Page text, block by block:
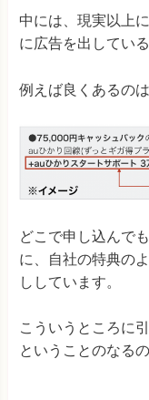
中には、現実以上
に広告を出してい
例えば良くあるの
どこで申し込んで
に、自社の特典の
ししています。
こういうところに
ということのなる